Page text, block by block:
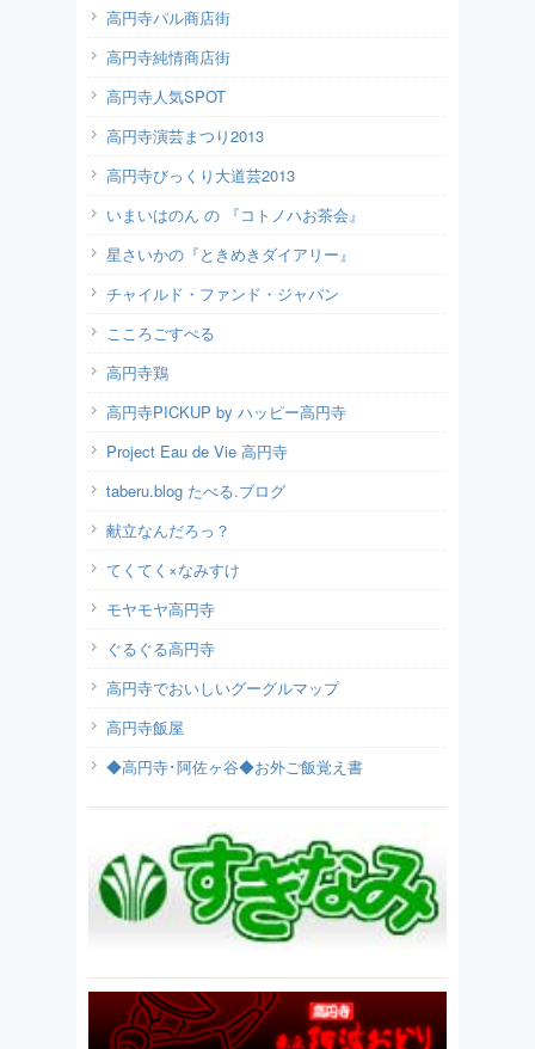
高円寺パル商店街
高円寺純情商店街
高円寺人気SPOT
高円寺演芸まつり2013
高円寺びっくり大道芸2013
いまいはのん の 『コトノハお茶会』
星さいかの『ときめきダイアリー』
チャイルド・ファンド・ジャパン
こころごすぺる
高円寺鶏
高円寺PICKUP by ハッピー高円寺
Project Eau de Vie 高円寺
taberu.blog たべる.ブログ
献立なんだろっ？
てくてく×なみすけ
モヤモヤ高円寺
ぐるぐる高円寺
高円寺でおいしいグーグルマップ
高円寺飯屋
◆高円寺･阿佐ヶ谷◆お外ご飯覚え書